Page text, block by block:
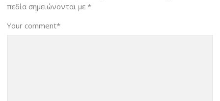
πεδία σημειώνονται με*
Your comment*